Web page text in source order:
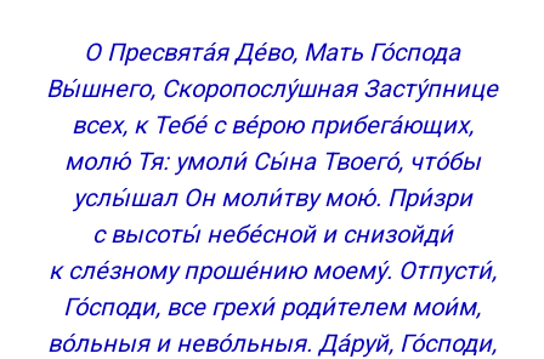
О Пресвята́я Де́во, Мать Го́спода
Вы́шнего, Скоропослу́шная Засту́пнице
всех, к Тебе́ с ве́рою прибега́ющих,
молю́ Тя: умоли́ Сы́на Твоего́, что́бы
услы́шал Он моли́тву мою́. При́зри
с высоты́ небе́сной и снизойди́
к сле́зному проше́нию моему́. Отпусти́,
Го́споди, все грехи́ роди́телем мои́м,
во́льныя и нево́льныя. Да́руй, Го́споди,